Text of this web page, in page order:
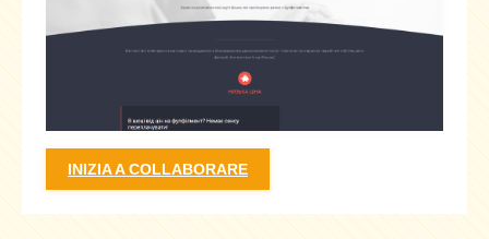
INIZIA A COLLABORARE